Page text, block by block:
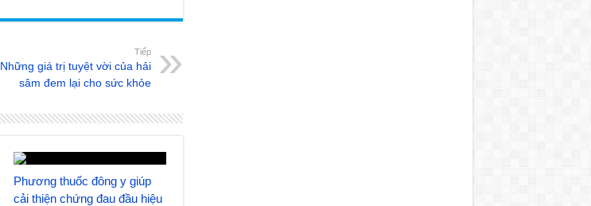
Tiếp
Những giá trị tuyệt vời của hải
sâm đem lại cho sức khỏe
Phương thuốc đông y giúp
cải thiện chứng đau đầu hiệu